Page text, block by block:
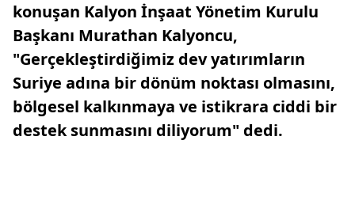
konuşan Kalyon İnşaat Yönetim Kurulu
Başkanı Murathan Kalyoncu,
"Gerçekleştirdiğimiz dev yatırımların
Suriye adına bir dönüm noktası olmasını,
bölgesel kalkınmaya ve istikrara ciddi bir
destek sunmasını diliyorum" dedi.